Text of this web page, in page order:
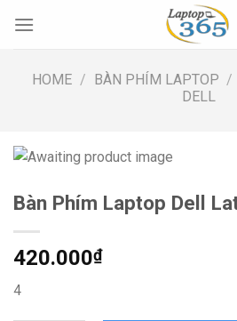
HOME / BÀN PHÍM LAPTOP /
DELL
Bàn Phím Laptop Dell
420.000₫
4